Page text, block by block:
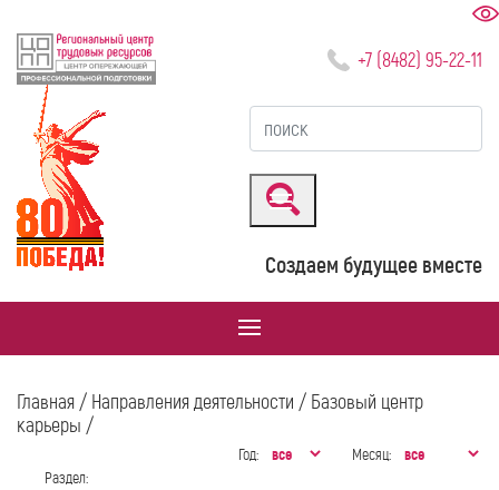
+7 (8482) 95-22-11
Создаем будущее вместе
Главная/ Направления деятельности / Базовый центр
карьеры /
Год:
Месяц:
Раздел: